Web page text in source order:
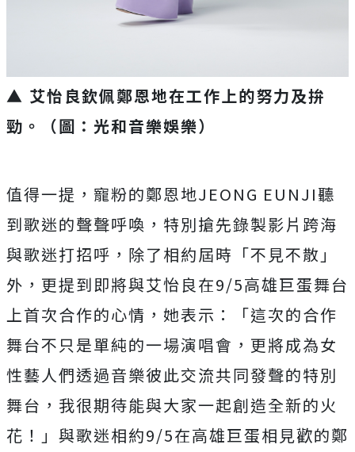
▲ 艾怡良欽佩鄭恩地在工作上的努力及拚
勁。（圖：光和音樂娛樂）
值得一提，寵粉的鄭恩地JEONG EUNJI聽
到歌迷的聲聲呼喚，特別搶先錄製影片跨海
與歌迷打招呼，除了相約屆時「不見不散」
外，更提到即將與艾怡良在9/5高雄巨蛋舞台
上首次合作的心情，她表示：「這次的合作
舞台不只是單純的一場演唱會，更將成為女
性藝人們透過音樂彼此交流共同發聲的特別
舞台，我很期待能與大家一起創造全新的火
花！」與歌迷相約9/5在高雄巨蛋相見歡的鄭